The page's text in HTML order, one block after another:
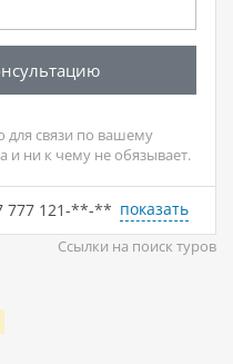
для связи по вашему
и ни к чему не обязывает.
777 121-**-** показать
Ссылки на поиск туров